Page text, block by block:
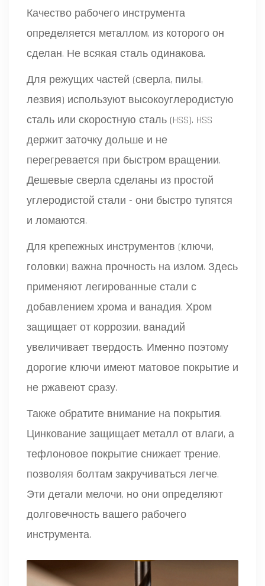
Качество рабочего инструмента
определяется металлом, из которого он
сделан. Не всякая сталь одинакова.
Для режущих частей (сверла, пилы,
лезвия) используют высокоуглеродистую
сталь или скоростную сталь (HSS). HSS
держит заточку дольше и не
перегревается при быстром вращении.
Дешевые сверла сделаны из простой
углеродистой стали - они быстро тупятся
и ломаются.
Для крепежных инструментов (ключи,
головки) важна прочность на излом. Здесь
применяют легированные стали с
добавлением хрома и ванадия. Хром
защищает от коррозии, ванадий
увеличивает твердость. Именно поэтому
дорогие ключи имеют матовое покрытие и
не ржавеют сразу.
Также обратите внимание на покрытия.
Цинкование защищает металл от влаги, а
тефлоновое покрытие снижает трение,
позволяя болтам закручиваться легче.
Эти детали мелочи, но они определяют
долговечность вашего рабочего
инструмента.